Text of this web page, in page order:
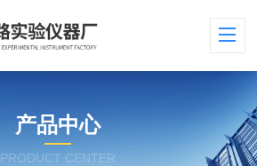
产品中心
PRODUCT CENTER